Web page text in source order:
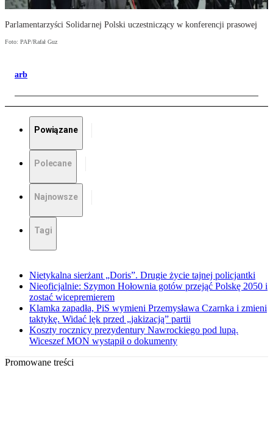
Parlamentarzyści Solidarnej Polski uczestniczący w konferencji prasowej
Foto: PAP/Rafał Guz
arb
Powiązane
Polecane
Najnowsze
Tagi
Nietykalna sierżant „Doris”. Drugie życie tajnej policjantki
Nieoficjalnie: Szymon Hołownia gotów przejąć Polskę 2050 i
zostać wicepremierem
Klamka zapadła, PiS wymieni Przemysława Czarnka i zmieni
taktykę. Widać lęk przed „jakizacją” partii
Koszty rocznicy prezydentury Nawrockiego pod lupą.
Wiceszef MON wystąpił o dokumenty
Promowane treści